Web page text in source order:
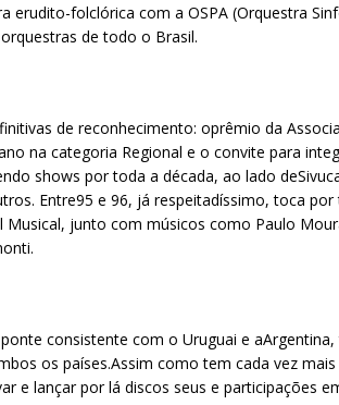
erudito-folclórica com a OSPA (Orquestra
de todo o Brasil.
de reconhecimento: oprêmio da
na categoria Regional e o convite para
shows por toda a década, ao lado
Entre95 e 96, já respeitadíssimo, toca
junto com músicos como Paulo
consistente com o Uruguai e
os países.Assim como tem cada vez
e lançar por lá discos seus e participações